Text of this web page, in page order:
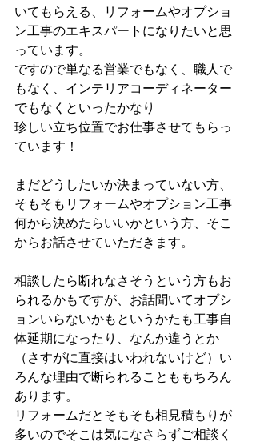
いてもらえる、リフォームやオプショ
ン工事のエキスパートになりたいと思
っています。
ですので単なる営業でもなく、職人で
もなく、インテリアコーディネーター
でもなくといったかなり
珍しい立ち位置でお仕事させてもらっ
ています！
まだどうしたいか決まっていない方、
そもそもリフォームやオプション工事
何から決めたらいいかという方、そこ
からお話させていただきます。
相談したら断れなさそうという方もお
られるかもですが、お話聞いてオプシ
ョンいらないかもというかたも工事自
体延期になったり、なんか違うとか
（さすがに直接はいわれないけど）い
ろんな理由で断られることももちろん
あります。
リフォームだとそもそも相見積もりが
多いのでそこは気になさらずご相談く